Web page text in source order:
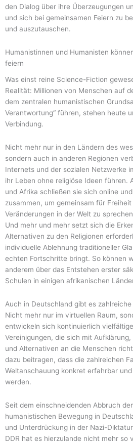
den Dialog über ihre Überzeugungen
und sich bei gemeinsamen Feiern zu
und auszutauschen.
Humanistinnen und Humanisten
feiern
Was einst reine Science-Fiction
Realität: Millionen von Menschen auf
dem zentralen humanistischen
Verantwortung“ führen, stehen heute
Verbindung.
Nicht mehr nur in den Ländern des
sondern auch in anderen Regionen
Internets und der sozialen Netzwerke
ihr Leben ohne religiöse Ideen führen.
und Afrika schließen sie sich online
zusammen, um gemeinsam für
Veränderungen in der Welt zu
Und mehr und mehr setzt sich die
Alternativen zu den Religionen
individuelle Ablehnung traditioneller
echten Fortschritte bringt. So können
anderem über das Entstehen erster
Schulen in einigen afrikanischen
Auch in Deutschland gibt es
Nicht mehr nur im virtuellen Raum,
entwickeln sich kontinuierlich
Vereinigungen, die sich mit
und Alternativen an die Menschen
dazu beitragen, dass die zahlreichen
Weltanschauung konkret erfahrbar
werden.
Seit dem einschneidenden Abbruch
humanistischen Bewegung in
und Unterdrückung in der Nazi-
DDR hat es hierzulande nicht mehr so